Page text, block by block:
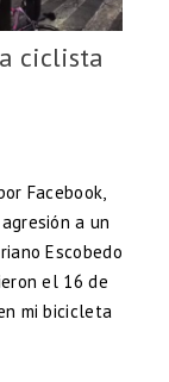
ciclista
Facebook,
a un
Escobedo
el 16 de
mi bicicleta